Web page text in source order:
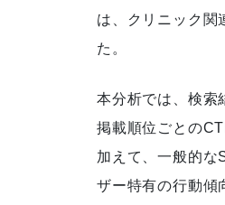
は、クリニック関
た。
本分析では、検索
掲載順位ごとの
加えて、一般的な
ザー特有の行動傾